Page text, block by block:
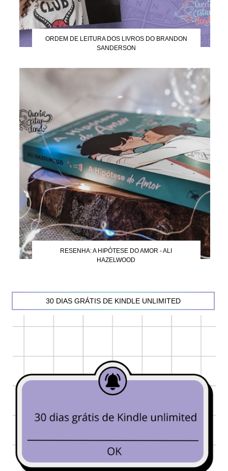
ORDEM DE LEITURA DOS LIVROS DO BRANDON
SANDERSON
RESENHA: A HIPÓTESE DO AMOR - ALI
HAZELWOOD
30 DIAS GRÁTIS DE KINDLE UNLIMITED